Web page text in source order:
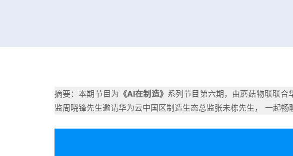
摘要：本期节目为 《AI在制造》 系列节目第六期，由蘑菇物联联
监周晓锋先生邀请华为云中国区制造生态总监张未栋先生， 一起畅